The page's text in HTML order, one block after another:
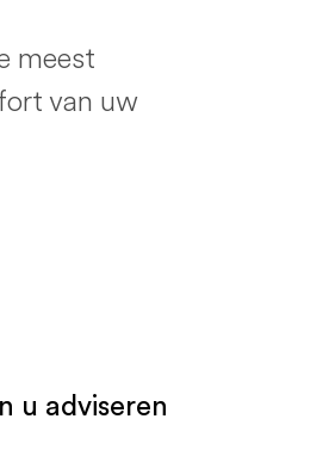
meest
van uw
u adviseren